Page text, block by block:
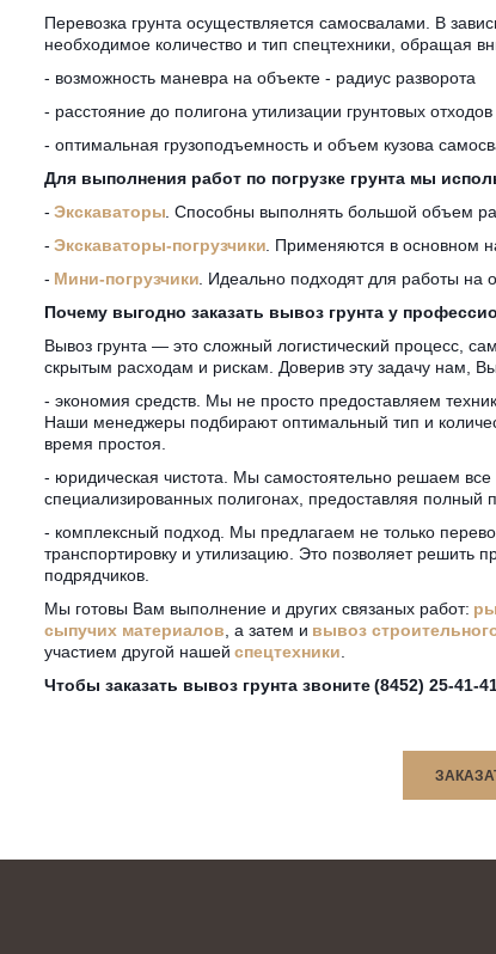
Перевозка грунта осуществляется самосвалами. В
необходимое количество и тип спецтехники, обращая
- возможность маневра на объекте - радиус разворота
- расстояние до полигона утилизации грунтовых отходов
- оптимальная грузоподъемность и объем кузова
Для выполнения работ по погрузке грунта мы
- Экскаваторы . Способны выполнять большой объем
- Экскаваторы-погрузчики . Применяются в основном
- Мини-погрузчики . Идеально подходят для работы на
Почему выгодно заказать вывоз грунта у
Вывоз грунта — это сложный логистический процесс,
скрытым расходам и рискам. Доверив эту задачу нам,
- экономия средств. Мы не просто предоставляем
Наши менеджеры подбирают оптимальный тип и
время простоя.
- юридическая чистота. Мы самостоятельно решаем все
специализированных полигонах, предоставляя полный
- комплексный подход. Мы предлагаем не только
транспортировку и утилизацию. Это позволяет решить
подрядчиков.
Мы готовы Вам выполнение и других связаных работ:
сыпучих материалов , а затем и вывоз
участием другой нашей спецтехники
Чтобы заказать вывоз грунта звоните (8452) 25-41-